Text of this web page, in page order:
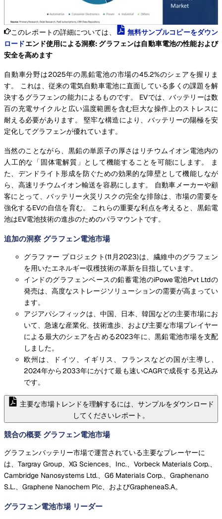
このレポートの詳細については、
無料サンプルコピーをダウン
ロードエンド使用による洞察: グラフェンは自動車電池の性能および
安全を高めます
自動車分野は2025年の黒鉛電池の市場の45.2%のシェアを握りま
す。 これは、従来の電気自動車電池に直面している多くの課題を解
決するグラフェンの能力によるものです。 EVでは、バッテリーは数
百の充電サイクルと広い温度範囲を含む巨大な操作上のストレスに
耐える必要があります。 堅牢な構造により、バッテリーの陽極を安
定化してグラフェンが優れています。
当然のことながら、黒鉛の単原子の厚さはリチウムイオン電池内の
人工的な「固体電解質」として機能することを可能にします。 ま
た、デンドライト形成を防ぐための効果的な障壁として機能しなが
ら、高速リチウムイオン輸送を容易にします。 自動車メーカーや顧
客にとって、バッテリー火災リスクの完全な排除は、市場の需要を
強化するEVの自信を育む。 これらの重要な利点を考えると、黒鉛電
池はEV電池技術の進歩のためのパラマウントです。
追加の洞察 グラフェン電池市場
グラファー プロジェクト(11月2023)は、繊維中のグラフェン
を用いたエネルギー収穫技術の革新を目指しています。
インドのグラフェンベースの鉛蓄電池のiPowe電池Pvt Ltdの
発売は、高度なストレージソリューションの需要が高まってい
ます。
アジアパシフィックは、中国、日本、韓国などの主要市場にお
いて、急速な産業化、技術進歩、および主要な市場プレイヤー
による最大のシェアを占める2023年に、黒鉛電池市場を支配
しました。
欧州は、ドイツ、イギリス、フランスなどの国が主導し、
2024年から2033年にかけて最も速いCAGRで成長する見込み
です。
主要な市場トレンドを理解するには、サンプルをダウンロード
してくださいレポート。
競合の概要 グラフェン電池市場
グラフェンバッテリー市場で運営されている主要なプレーヤーに
は、Targray Group、XG Sciences、Inc.、Vorbeck Materials Corp.、
Cambridge Nanosystems Ltd.、G6 Materials Corp.、Graphenano
S.L.、Graphene Nanochem Plc、およびGrapheneaS.A。
グラフェン電池市場 リーダー